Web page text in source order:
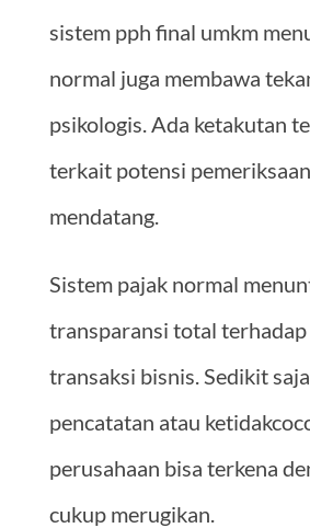
sistem pph final umkm
normal juga membawa
psikologis. Ada ketakutan
terkait potensi
mendatang.
Sistem pajak normal
transparansi total
transaksi bisnis. Sedikit
pencatatan atau
perusahaan bisa terkena
cukup merugikan.